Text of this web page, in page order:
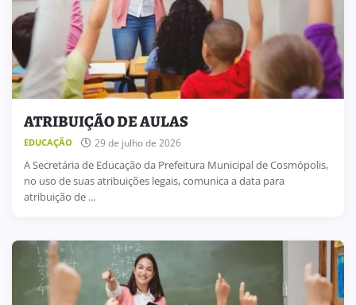
ATRIBUIÇÃO DE AULAS
EDUCAÇÃO 29 de julho de 2026
A Secretária de Educação da Prefeitura Municipal de Cosmópolis,
no uso de suas atribuições legais, comunica a data para
atribuição de ...